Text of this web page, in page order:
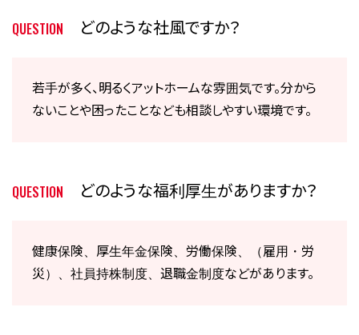
QUESTION どのような社風ですか？
若手が多く、明るくアットホームな雰囲気です。分から
ないことや困ったことなども相談しやすい環境です。
QUESTION どのような福利厚生がありますか？
健康保険、厚生年金保険、労働保険、（雇用・労
災）、社員持株制度、退職金制度などがあります。